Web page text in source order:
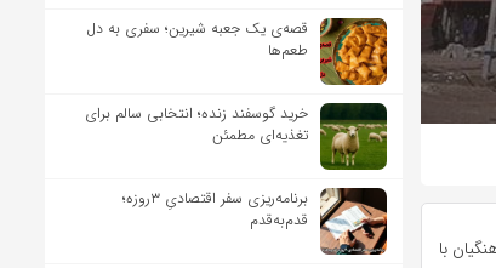
با
قصه‌ی یک جعبه شیرین؛ سفری به دل
طعم‌ها
خرید گوسفند زنده؛ انتخابی سالم برای
تغذیه‌ای مطمئن
برنامه‌ریزی سفر اقتصادیِ ۳روزه؛
قدم‌به‌قدم